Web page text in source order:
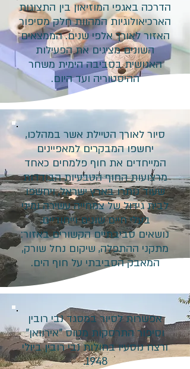
הדרכה באגפי המוזיאון בין התצוגות
הארכיאולוגיות המהוות חלק מסיפור
האזור לאורך אלפי שנים. הממצאים
השונים מציגים את הפעילות
האנושית בסביבה הימית משחר
ההיסטוריה ועד היום.
סיור לאורך הטיילת אשר במהלכו,
יחשפו המבקרים למאפיינים
המייחדים את חוף פלמחים כאחד
מרצועות החוף הטבעיות הבודדות
שעוד נותרו בארץ ישראל, ויחשפו
לבית גידול של צמחייה עשירה ומיני
בעלי חיים שונים וייחודיים.
נושאים סביבתיים הקשורים באזור:
מתקני ההתפלה, שיקום נחל שורק,
המאבק הסביבתי על חוף הים.
אפשרות לסיור במסגד נבי רובין
וסיפור התרסקות מטוס "אירוואן"
ורצח נוסעיו בחולות נבי רובין ביולי
1948.